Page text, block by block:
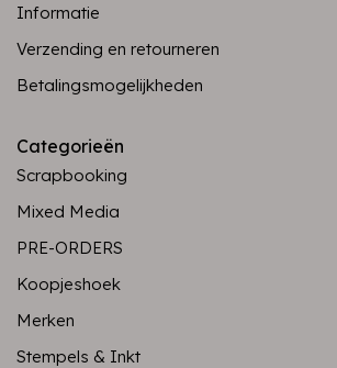
Informatie
Verzending en retourneren
Betalingsmogelijkheden
Categorieën
Scrapbooking
Mixed Media
PRE-ORDERS
Koopjeshoek
Merken
Stempels & Inkt